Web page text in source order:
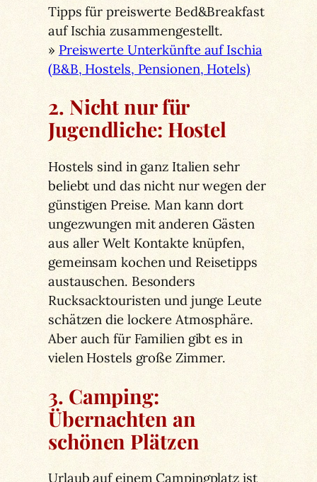
Tipps für preiswerte Bed&Breakfast
auf Ischia zusammengestellt.
» Preiswerte Unterkünfte auf Ischia
(B&B, Hostels, Pensionen, Hotels)
2. Nicht nur für
Jugendliche: Hostel
Hostels sind in ganz Italien sehr
beliebt und das nicht nur wegen der
günstigen Preise. Man kann dort
ungezwungen mit anderen Gästen
aus aller Welt Kontakte knüpfen,
gemeinsam kochen und Reisetipps
austauschen. Besonders
Rucksacktouristen und junge Leute
schätzen die lockere Atmosphäre.
Aber auch für Familien gibt es in
vielen Hostels große Zimmer.
3. Camping:
Übernachten an
schönen Plätzen
Urlaub auf einem Campingplatz ist